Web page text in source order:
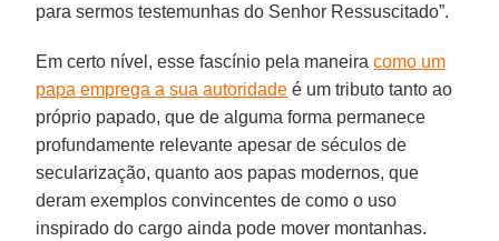
para sermos testemunhas do Senhor Ressuscitado”.
Em certo nível, esse fascínio pela maneiracomo um
papa emprega a sua autoridade é um tributo tanto ao
próprio papado, que de alguma forma permanece
profundamente relevante apesar de séculos de
secularização, quanto aos papas modernos, que
deram exemplos convincentes de como o uso
inspirado do cargo ainda pode mover montanhas.